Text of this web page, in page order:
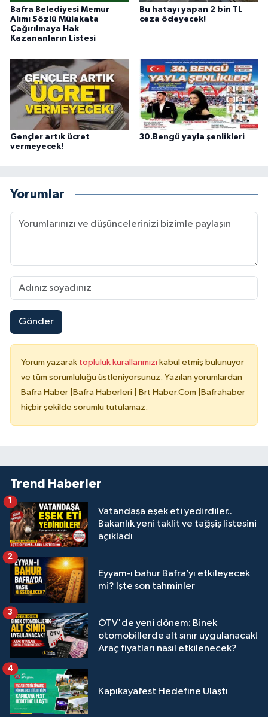
Bafra Belediyesi Memur
Alımı Sözlü Mülakata
Çağırılmaya Hak
Kazananların Listesi
Bu hatayı yapan 2 bin TL
ceza ödeyecek!
Gençler artık ücret
vermeyecek!
30.Bengü yayla şenlikleri
Yorumlar
Gönder
Yorum yazarak topluluk kurallarımızı kabul etmiş bulunuyor
ve tüm sorumluluğu üstleniyorsunuz. Yazılan yorumlardan
Bafra Haber |Bafra Haberleri | Brt Haber.Com |Bafrahaber
hiçbir şekilde sorumlu tutulamaz.
Trend Haberler
Vatandaşa eşek eti yedirdiler..
Bakanlık yeni taklit ve tağşiş listesini
açıkladı
1
Eyyam-ı bahur Bafra’yı etkileyecek
mi? İşte son tahminler
2
ÖTV'de yeni dönem: Binek
otomobillerde alt sınır uygulanacak!
Araç fiyatları nasıl etkilenecek?
3
Kapıkayafest Hedefine Ulaştı
4